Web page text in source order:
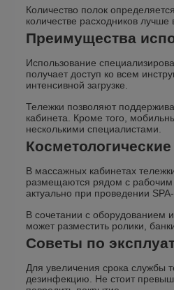
Количество полок
количестве расходников
Преимущества
Использование
получает доступ ко всем
интенсивной загрузке.
Тележки позволяют
кабинета. Кроме того,
несколькими специалистами.
В массажных кабинетах
размещаются рядом с рабочим
актуально при проведении
В сочетании с оборудованием
может разместить ролики,
Советы по
Для увеличения срока службы
дезинфекцию. Не стоит